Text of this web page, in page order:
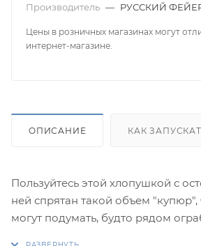
Производитель — РУССКИЙ
Цены в розничных магазинах могут
интернет-магазине.
ОПИСАНИЕ КАК
Пользуйтесь этой хлопушкой с
ней спрятан такой объем
могут подумать, будто рядом